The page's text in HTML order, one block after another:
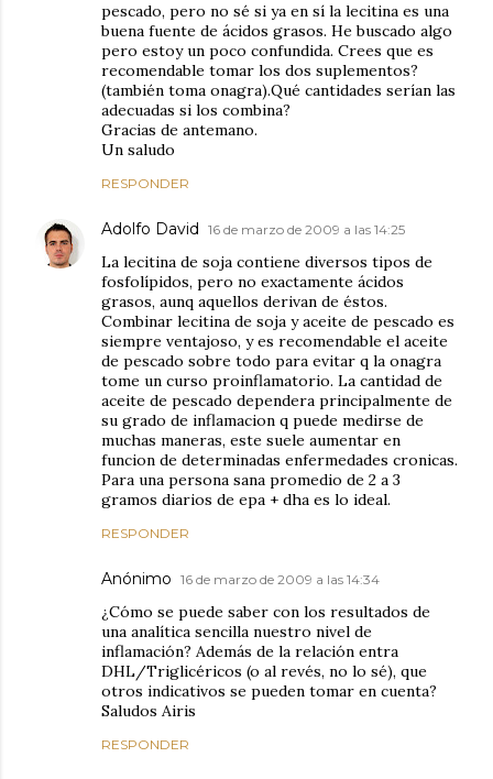
pescado, pero no sé si ya en sí la lecitina es una
buena fuente de ácidos grasos. He buscado algo
pero estoy un poco confundida. Crees que es
recomendable tomar los dos suplementos?
(también toma onagra).Qué cantidades serían las
adecuadas si los combina?
Gracias de antemano.
Un saludo
RESPONDER
Adolfo David 16 de marzo de 2009 a las 14:25
La lecitina de soja contiene diversos tipos de
fosfolípidos, pero no exactamente ácidos
grasos, aunq aquellos derivan de éstos.
Combinar lecitina de soja y aceite de pescado es
siempre ventajoso, y es recomendable el aceite
de pescado sobre todo para evitar q la onagra
tome un curso proinflamatorio. La cantidad de
aceite de pescado dependera principalmente de
su grado de inflamacion q puede medirse de
muchas maneras, este suele aumentar en
funcion de determinadas enfermedades cronicas.
Para una persona sana promedio de 2 a 3
gramos diarios de epa + dha es lo ideal.
RESPONDER
Anónimo 16 de marzo de 2009 a las 14:34
¿Cómo se puede saber con los resultados de
una analítica sencilla nuestro nivel de
inflamación? Además de la relación entra
DHL/Triglicéricos (o al revés, no lo sé), que
otros indicativos se pueden tomar en cuenta?
Saludos Airis
RESPONDER